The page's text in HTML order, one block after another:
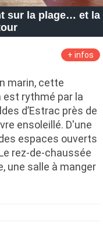
sur la plage… et la
+ infos
marin, cette
est rythmé par la
d’Estrac près de
ensoleillé. D'une
espaces ouverts
rez-de-chaussée
une salle à manger